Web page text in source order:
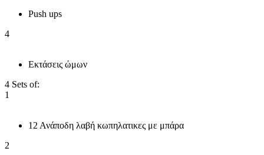
Push ups
4
Εκτάσεις ώμων
4 Sets of:
1
12 Ανάποδη λαβή κωπηλατικες με μπάρα
2